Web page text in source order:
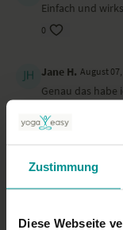
Zustimmung
Diese Webseite
Einfach und
0
Jane H. August
Genau das
0
Mona August 06,
Kurz, aber ok